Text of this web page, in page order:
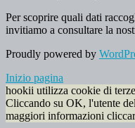
Per scoprire quali dati
invitiamo a consultare la
Proudly powered by
Inizio pagina
hookii utilizza cookie di
Cliccando su OK, l'utente
maggiori informazioni